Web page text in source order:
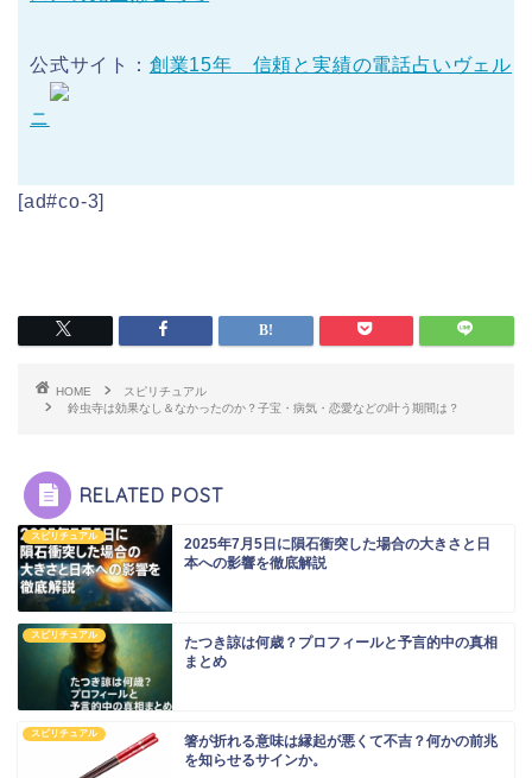
公式サイト： 創業15年 信頼と実績の電話占いヴェル
ニ
[ad#co-3]
HOME
スピリチュアル
鈴虫寺は効果なし＆なかったのか？子宝・病気・恋愛などの叶う期間は？
RELATED POST
スピリチュアル
2025年7月5日に隕石衝突した場合の大きさと日
本への影響を徹底解説
スピリチュアル
たつき諒は何歳？プロフィールと予言的中の真相
まとめ
スピリチュアル
箸が折れる意味は縁起が悪くて不吉？何かの前兆
を知らせるサインか。